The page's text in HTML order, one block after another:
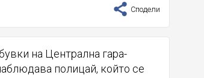
Сподели
на Централна гара-
полицай, който се